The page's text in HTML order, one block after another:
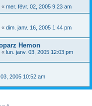
« mer. févr. 02, 2005 9:23 am
« dim. janv. 16, 2005 1:44 pm
Hemon
« lun. janv. 03, 2005 12:03 pm
2005 10:52 am